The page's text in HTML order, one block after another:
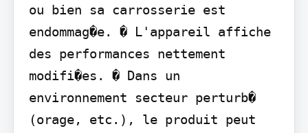
ou bien sa carrosserie est
endommag�e. � L'appareil affiche
des performances nettement
modifi�es. � Dans un
environnement secteur perturb�
(orage, etc.), le produit peut